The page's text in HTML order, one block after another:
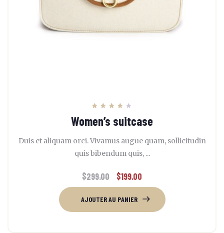
4.00
sur 5
Women’s suitcase
Duis et aliquam orci. Vivamus augue quam, sollicitudin
quis bibendum quis, ...
$299.00 $199.00
AJOUTER AU PANIER